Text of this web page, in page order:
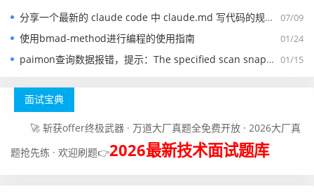
1、这篇介绍的别名就可以很好的把程序需要执行的程序语
言转换成业务人员能看得懂的语言，特别是在做页面规则配
置的时候，这里的别名就尤为重要。
07/09
分享一个最新的 claude code 中 claude.md 写代码的规约文件
01/24
使用bmad-method进行编程的使用指南
01/15
paimon查询数据报错，提示：The specified scan snapshotId 15845 is out of available snapshotId range [17875, 178
面试宝典
🚀 斩获offer终极武器 · 万道大厂真题全免费开放 · 2026大厂真
题抢先练 · 欢迎刷题👉2026最新技术面试题库